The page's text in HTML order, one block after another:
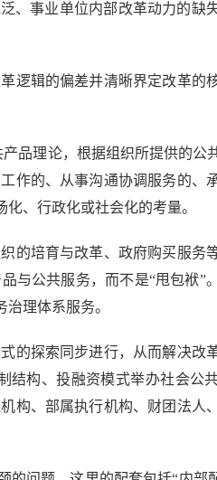
事业单位内部改革动力的缺
辑的偏差并清晰界定改革的核
品理论，根据组织所提供的公
作的、从事沟通协调服务的、
、行政化或社会化的考量。
培育与改革、政府购买服务
与公共服务，而不是“甩包袱”
理体系服务。
探索同步进行，从而解决改
结构、投融资模式举办社会公
构、部属执行机构、财团法人